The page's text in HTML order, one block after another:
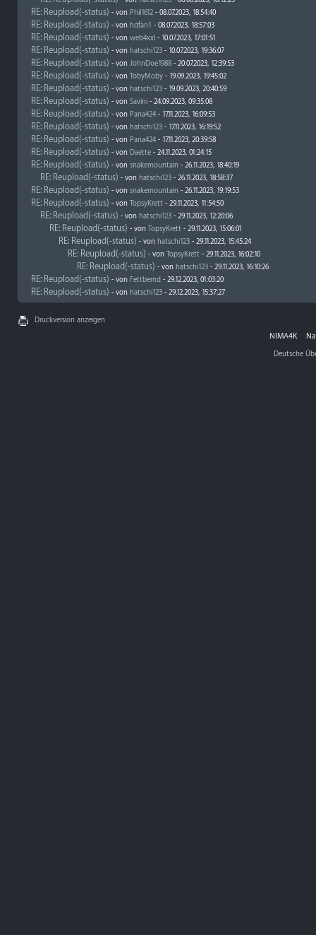
RE: Reupload(-status) - von Phil1612 - 08.07.2023, 18:54:40
RE: Reupload(-status) - von hdfan1 - 08.07.2023, 18:57:03
RE: Reupload(-status) - von web4xxl - 10.07.2023, 17:01:51
RE: Reupload(-status) - von hatschi123 - 10.07.2023, 19:36:07
RE: Reupload(-status) - von JohnDoe1988 - 20.07.2023, 12:39:53
RE: Reupload(-status) - von TobyMoby - 19.09.2023, 19:45:02
RE: Reupload(-status) - von hatschi123 - 19.09.2023, 20:40:59
RE: Reupload(-status) - von Savini - 24.09.2023, 09:35:08
RE: Reupload(-status) - von Pana424 - 17.11.2023, 16:09:53
RE: Reupload(-status) - von hatschi123 - 17.11.2023, 16:19:52
RE: Reupload(-status) - von Pana424 - 17.11.2023, 20:39:58
RE: Reupload(-status) - von Daette - 24.11.2023, 01:24:15
RE: Reupload(-status) - von snakemountain - 26.11.2023, 18:40:19
RE: Reupload(-status) - von hatschi123 - 26.11.2023, 18:58:37
RE: Reupload(-status) - von snakemountain - 26.11.2023, 19:19:53
RE: Reupload(-status) - von TopsyKrett - 29.11.2023, 11:54:50
RE: Reupload(-status) - von hatschi123 - 29.11.2023, 12:20:06
RE: Reupload(-status) - von TopsyKrett - 29.11.2023, 15:06:01
RE: Reupload(-status) - von hatschi123 - 29.11.2023, 15:45:24
RE: Reupload(-status) - von TopsyKrett - 29.11.2023, 16:02:10
RE: Reupload(-status) - von hatschi123 - 29.11.2023, 16:10:26
RE: Reupload(-status) - von Fettbernd - 29.12.2023, 01:03:20
RE: Reupload(-status) - von hatschi123 - 29.12.2023, 15:37:27
Druckversion anzeigen
NIMA4K
Deutsche